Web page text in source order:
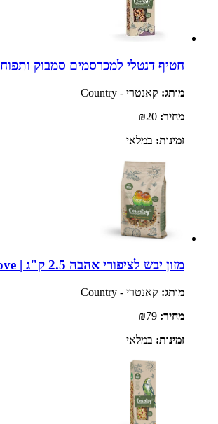
חטיף דנטלי למכרסמים סמבוק ותפוח 2 יח' | Country
מותג: קאנטרי - Country
מחיר:
זמינות: במלאי
מזון יבש לציפורי אהבה 2.5 ק"ג | Country Love
מותג: קאנטרי - Country
מחיר:
זמינות: במלאי